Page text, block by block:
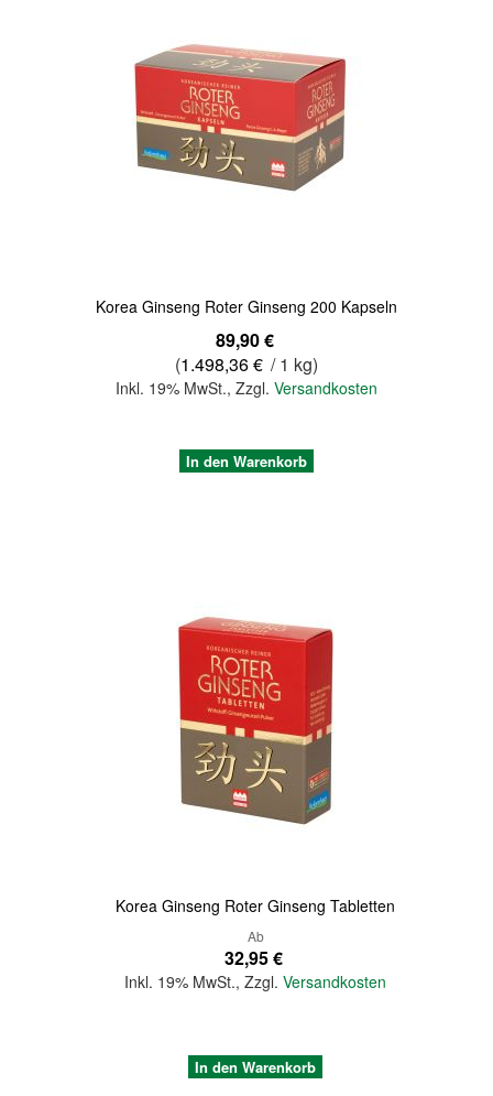
Korea Ginseng Roter Ginseng 200 Kapseln
89,90 €
(1.498,36 € / 1 kg)
Inkl. 19% MwSt., Zzgl. Versandkosten
In den Warenkorb
Korea Ginseng Roter Ginseng Tabletten
Ab
32,95 €
Inkl. 19% MwSt.,Zzgl.Versandkosten
In den Warenkorb